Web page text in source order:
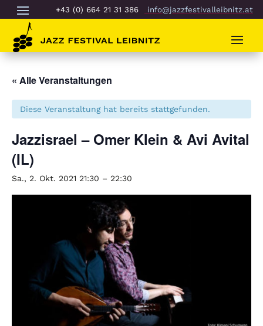
+43 (0) 664 21 31 386 info@jazzfestivalleibnitz.at
« Alle Veranstaltungen
Diese Veranstaltung hat bereits stattgefunden.
Jazzisrael – Omer Klein & Avi Avital
(IL)
Sa., 2. Okt. 2021 21:30 – 22:30